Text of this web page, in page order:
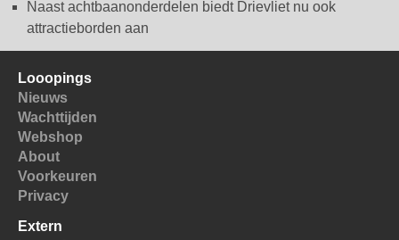
Naast achtbaanonderdelen biedt Drievliet nu ook
attractieborden aan
Looopings
Nieuws
Wachttijden
Webshop
About
Voorkeuren
Privacy
Extern